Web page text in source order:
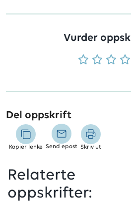
Vurder
Del oppskrift
Kopier lenke Send epost Skriv ut
Relaterte
oppskrifter: